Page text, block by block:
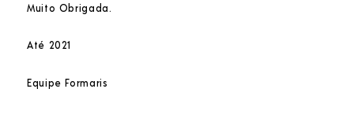
Muito Obrigada.
Até 2021
Equipe Formaris